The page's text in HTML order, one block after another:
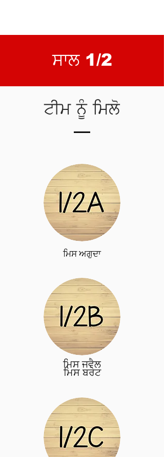
ਸਾਲ 1/2
ਟੀਮ ਨੂੰ ਮਿਲੋ
ਮਿਸ ਅਗੁਦਾ
ਮਿਸ ਜਵੈਲ
ਮਿਸ ਬਰੇਟ